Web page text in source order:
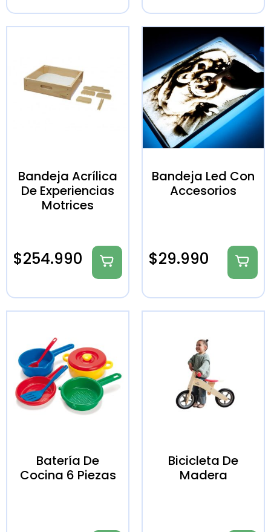
Bandeja Acrílica
De Experiencias
Motrices
$254.990
Bandeja Led Con
Accesorios
$29.990
Batería De
Cocina 6 Piezas
Bicicleta De
Madera